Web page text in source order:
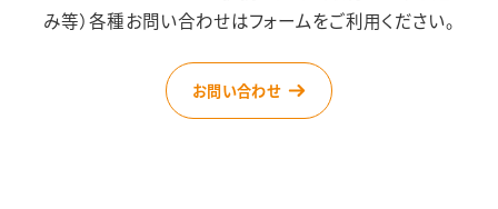
み等）各種お問い合わせはフォームをご利用ください。
お問い合わせ